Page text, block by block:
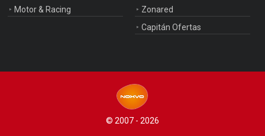
Motor & Racing
Zonared
Capitán Ofertas
© 2007 - 2026